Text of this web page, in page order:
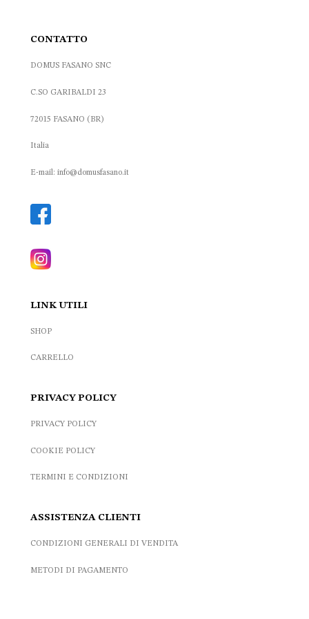
CONTATTO
DOMUS FASANO SNC
C.SO GARIBALDI 23
72015 FASANO (BR)
Italia
E-mail: info@domusfasano.it
LINK UTILI
SHOP
CARRELLO
PRIVACY POLICY
PRIVACY POLICY
COOKIE POLICY
TERMINI E CONDIZIONI
ASSISTENZA CLIENTI
CONDIZIONI GENERALI DI VENDITA
METODI DI PAGAMENTO